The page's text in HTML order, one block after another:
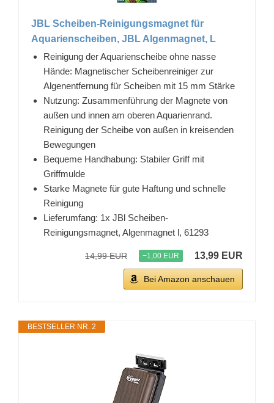
JBL Scheiben-Reinigungsmagnet für
Aquarienscheiben, JBL Algenmagnet, L
Reinigung der Aquarienscheibe ohne nasse
Hände: Magnetischer Scheibenreiniger zur
Algenentfernung für Scheiben mit 15 mm Stärke
Nutzung: Zusammenführung der Magnete von
außen und innen am oberen Aquarienrand.
Reinigung der Scheibe von außen in kreisenden
Bewegungen
Bequeme Handhabung: Stabiler Griff mit
Griffmulde
Starke Magnete für gute Haftung und schnelle
Reinigung
Lieferumfang: 1x JBl Scheiben-
Reinigungsmagnet, Algenmagnet l, 61293
14,99 EUR −1,00 EUR 13,99 EUR
Bei Amazon anschauen
BESTSELLER NR. 2